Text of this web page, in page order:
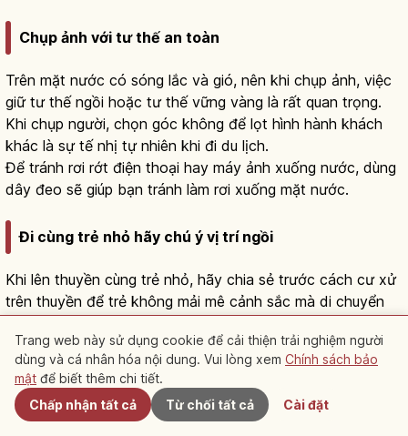
Chụp ảnh với tư thế an toàn
Trên mặt nước có sóng lắc và gió, nên khi chụp ảnh, việc
giữ tư thế ngồi hoặc tư thế vững vàng là rất quan trọng.
Khi chụp người, chọn góc không để lọt hình hành khách
khác là sự tế nhị tự nhiên khi đi du lịch.
Để tránh rơi rớt điện thoại hay máy ảnh xuống nước, dùng
dây đeo sẽ giúp bạn tránh làm rơi xuống mặt nước.
Đi cùng trẻ nhỏ hãy chú ý vị trí ngồi
Khi lên thuyền cùng trẻ nhỏ, hãy chia sẻ trước cách cư xử
trên thuyền để trẻ không mải mê cảnh sắc mà di chuyển
Vì khi thấy mặt nước hay cây cầu trẻ dễ reo to, hãy nhẹ
nhàng cho trẻ biết rằng những người xung quanh cũng
đang thưởng thức cảnh sắc để mọi người đều dễ chịu.
Dù ở khoang thuyền có mái che vẫn có thể bị lắc, nên với
Gần đây
Tìm hiểu về Du lịch Khám phá Yamaguchi
Trang web này sử dụng cookie để cải thiện trải nghiệm người
dùng và cá nhân hóa nội dung. Vui lòng xem Chính sách bảo
mật để biết thêm chi tiết.
Chấp nhận tất cả
Từ chối tất cả Cài đặt